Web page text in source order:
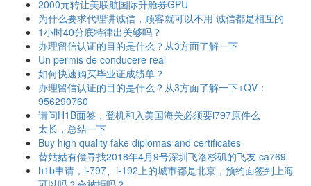
2000元转让美联航国际升舱券GPU
为什么要求代理讲诚信，顾客就可以不用 诚信都是相互的
1小时40分底特律出关够吗？
办理留信认证的目的是什么？从3方面了解一下
Un permis de conducere real
如何快速购买毕业证成绩单？
办理留信认证的目的是什么？从3方面了解一下+QV：
956290760
请问H1B面签，登机和入美国海关必须要i797原件么
太长，总结一下
Buy high quality fake diplomas and certificates
替姑姑有偿寻找2018年4月9号深圳飞洛杉矶的飞友 ca769
h1b申请，i-797、i-192上的城市都是北京，预约面签到上海